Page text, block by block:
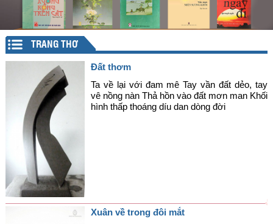
Tác giả - Tác phẩm
Trang văn ▼
Tản Văn
Truyện ngắn
Thể ký
Trang thơ ▼
Sáng tác
Dịch thơ
Văn học dân gian
Lý luận - Phê bình
Mỹ thuật - Âm nhạc
Góc chia sẻ
Liên hệ
TRANG THƠ
Đất thơm
Ta về lại với đam mê Tay vần đất dẻo, tay
vê nồng nàn Thả hồn vào đất mơn man Khối
hình thấp thoáng díu dan dòng đời
Xuân về trong đôi mắt